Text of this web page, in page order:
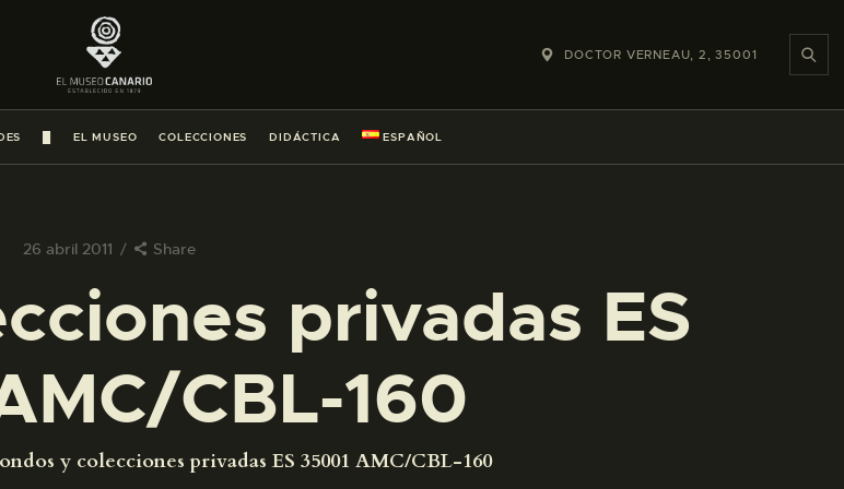
DOCTOR VERNEAU, 2, 35001
EL MUSEO COLECCIONES DIDÁCTICA ESPAÑOL
26 abril 2011 Share
privadas ES
CBL-160
y colecciones privadas ES 35001 AMC/CBL-160
LA VISITA